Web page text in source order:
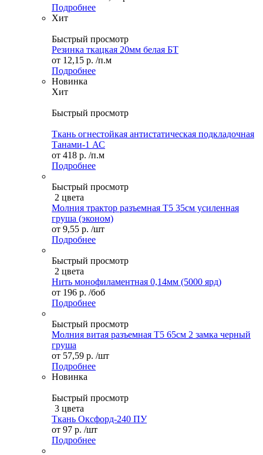
Подробнее
Хит
Быстрый просмотр
Резинка ткацкая 20мм белая БТ
от 12,15 р. /п.м
Подробнее
Новинка
Хит
Быстрый просмотр
Ткань огнестойкая антистатическая подкладочная
Танами-1 АС
от 418 р. /п.м
Подробнее
Быстрый просмотр
2 цвета
Молния трактор разъемная Т5 35см усиленная
груша (эконом)
от 9,55 р. /шт
Подробнее
Быстрый просмотр
2 цвета
Нить монофиламентная 0,14мм (5000 ярд)
от 196 р. /боб
Подробнее
Быстрый просмотр
Молния витая разъемная Т5 65см 2 замка черный
груша
от 57,59 р. /шт
Подробнее
Новинка
Быстрый просмотр
3 цвета
Ткань Оксфорд-240 ПУ
от 97 р. /шт
Подробнее